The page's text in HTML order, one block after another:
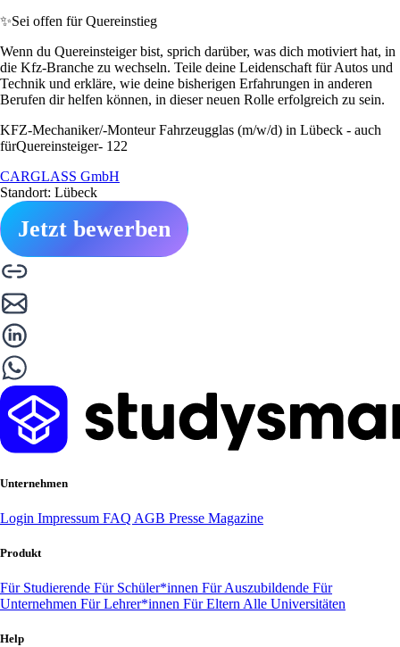
✨Sei offen für Quereinstieg
Wenn du Quereinsteiger bist, sprich darüber, was dich motiviert hat, in
die Kfz-Branche zu wechseln. Teile deine Leidenschaft für Autos und
Technik und erkläre, wie deine bisherigen Erfahrungen in anderen
Berufen dir helfen können, in dieser neuen Rolle erfolgreich zu sein.
KFZ-Mechaniker/-Monteur Fahrzeugglas (m/w/d) in Lübeck - auch
fürQuereinsteiger- 122
CARGLASS GmbH
Standort: Lübeck
Jetzt bewerben
Unternehmen
Login Impressum FAQ AGB Presse Magazine
Produkt
Für Studierende Für Schüler*innen Für Auszubildende Für
Unternehmen Für Lehrer*innen Für Eltern Alle Universitäten
Help